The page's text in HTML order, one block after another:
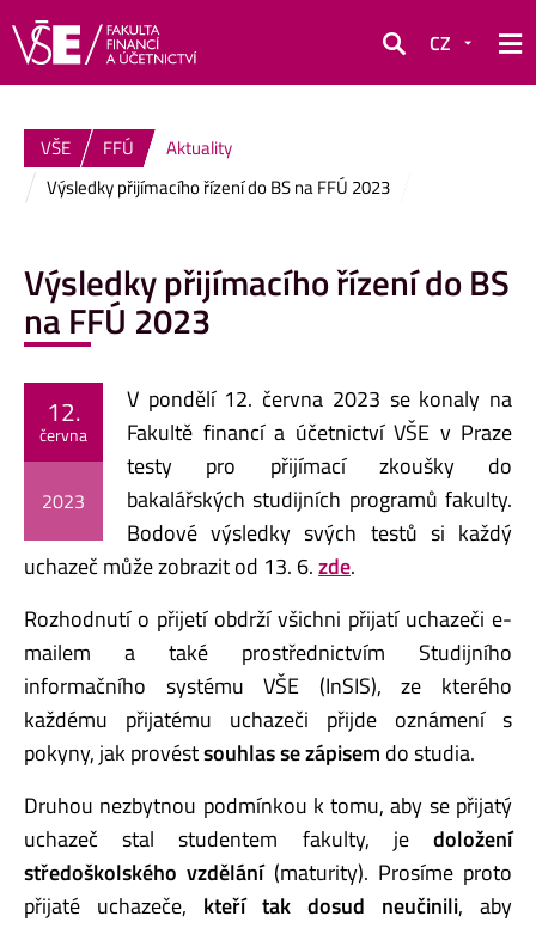
Hledat
CZ
VŠE FFÚ
Aktuality
Výsledky přijímacího řízení do BS na FFÚ 2023
Výsledky přijímacího řízení do BS
na FFÚ 2023
12.
června
2023
V pondělí 12. června 2023 se konaly na
Fakultě financí a účetnictví VŠE v Praze
testy pro přijímací zkoušky do
bakalářských studijních programů fakulty.
Bodové výsledky svých testů si každý
uchazeč může zobrazit od 13. 6.zde.
Rozhodnutí o přijetí obdrží všichni přijatí uchazeči e-
mailem a také prostřednictvím Studijního
informačního systému VŠE (InSIS), ze kterého
každému přijatému uchazeči přijde oznámení s
pokyny, jak provéstsouhlas se zápisem do studia.
Druhou nezbytnou podmínkou k tomu, aby se přijatý
uchazeč stal studentem fakulty, je doložení
středoškolského vzdělání(maturity). Prosíme proto
přijaté uchazeče, kteří tak dosud neučinili, aby